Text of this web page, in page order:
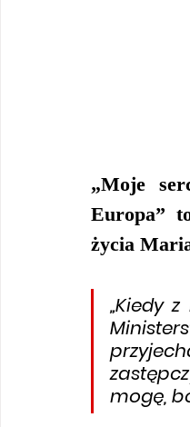
„Moje
Europa”
życia
„Kiedy
mogę,